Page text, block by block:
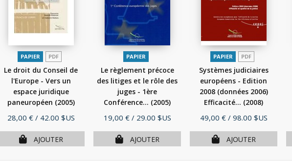
PAPIER PDF
Le droit du Conseil de
l'Europe - Vers un
espace juridique
paneuropéen (2005)
Prix
28,00 € / 42.00 $US
AJOUTER
PAPIER
Le règlement précoce
des litiges et le rôle des
juges - 1ère
Conférence... (2005)
Prix
19,00 € / 29.00 $US
AJOUTER
PAPIER PDF
Systèmes judiciaires
européens - Edition
2008 (données 2006)
Efficacité... (2008)
Prix
49,00 € / 98.00 $US
AJOUTER